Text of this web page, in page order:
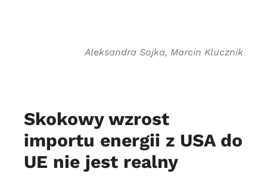
Aleksandra Sojka, Marcin Klucznik
Skokowy wzrost
importu energii z USA do
UE nie jest realny